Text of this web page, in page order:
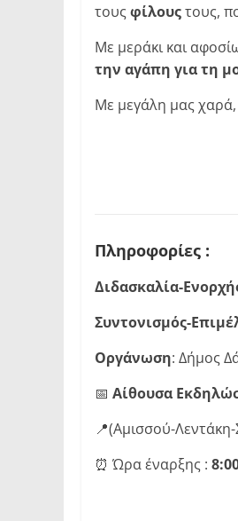
τους φίλουςτους,
Με μεράκι και
την αγάπη για τη
Με μεγάλη μας
Πληροφορίες :
Διδασκαλία-
Συντονισμός-
Οργάνωση: Δήμος
📅 Αίθουσα
📍(Αμισσού-
⏰ Ώρα έναρξης :